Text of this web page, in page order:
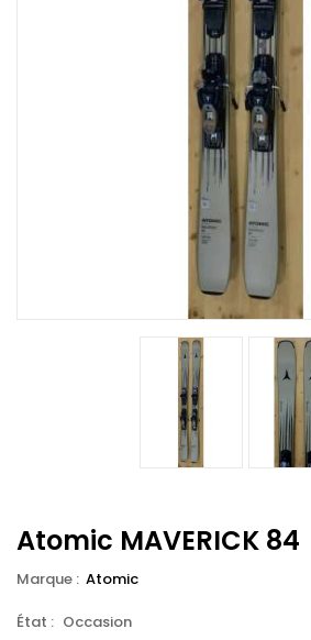
Atomic MAVERICK 84
Marque : Atomic
État : Occasion